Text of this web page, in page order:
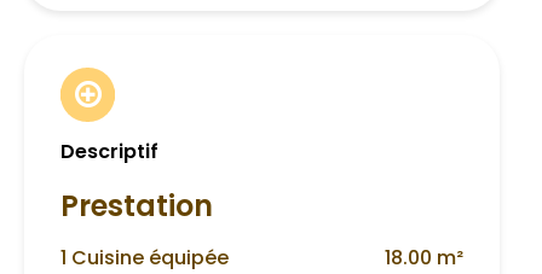
Descriptif
Prestation
1 Cuisine équipée
18.00 m²